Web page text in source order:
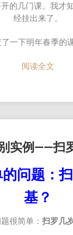
的几门课。我才
经挂出来了。
一下明年春季的
阅读全文
实例——扫
问题：
基？
很简单： 扫罗几